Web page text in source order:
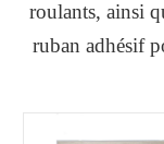
roulants, ainsi
ruban adhésif